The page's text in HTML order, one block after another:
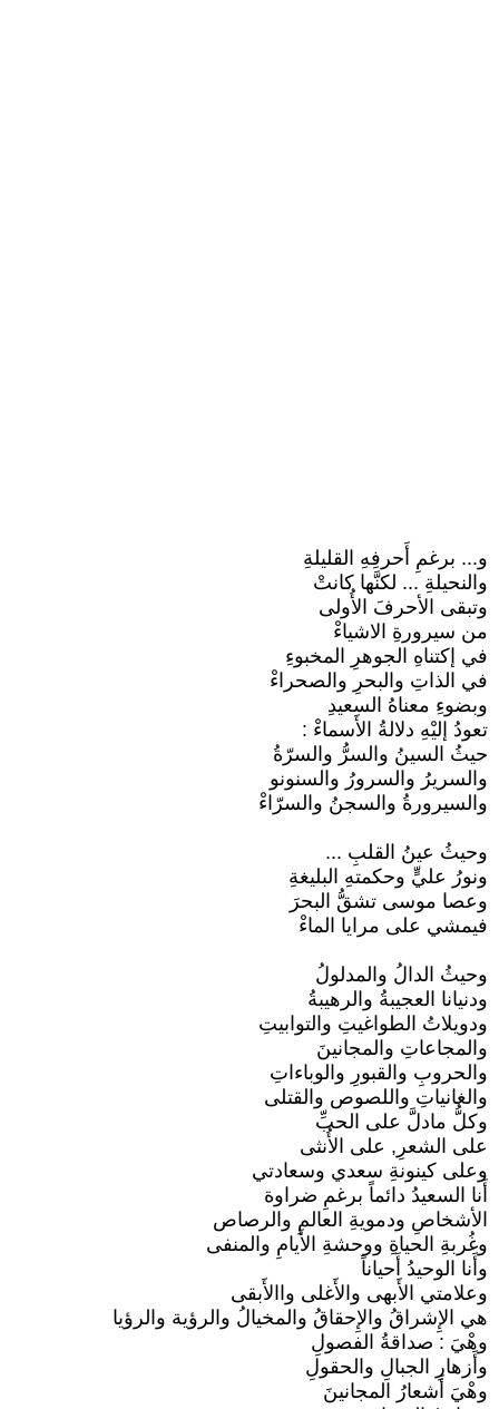
و... برغمِ أَحرفِهِ القليلةِ
والنحيلةِ ... لكنَّها كانتْ
وتبقى الأحرفَ الأُولى
من سيرورةِ الاشياءْ
في إكتناهِ الجوهرِ المخبوءِ
في الذاتِ والبحرِ والصحراءْ
وبضوءِ معناهُ السعيدِ
تعودُ إليْهِ دلالةُ الأَسماءْ :
حيثُ السينُ والسرُّ والسرّةُ
والسريرُ والسرورُ والسنونو
والسيرورةُ والسجنُ والسرّاءْ
وحيثُ عينُ القلبِ ...
ونورُ عليٍّ وحكمتهِ البليغةِ
وعصا موسى تشقُّ البحرَ
فيمشي على مرايا الماءْ
وحيثُ الدالُ والمدلولُ
ودنيانا العجيبةُ والرهيبةُ
ودويلاتُ الطواغيتِ والتوابيتِ
والمجاعاتِ والمجانينَ
والحروبِ والقبورِ والوباءاتِ
والغانياتِ واللصوص والقتلى
وكلُّ مادلَّ على الحبِّ
على الشعرِ, على الأُنثى
وعلى كينونةِ سعدي وسعادتي
أَنا السعيدُ دائماً برغمِ ضراوة
الأشخاصِ ودمويةِ العالمِ والرصاص
وغُربةِ الحياةِ ووحشةِ الأَيامِ والمنفى
وأَنا الوحيدُ أَحياناً
وعلامتي الأَبهى والأَغلى واالأَبقى
هي الإِشراقُ والإِحقاقُ والمخيالُ والرؤية والرؤيا
وهْيَ : صداقةُ الفصولِ
وأَزهارِ الجبالِ والحقولِ
وهْيَ أَشعارُ المجانينَ